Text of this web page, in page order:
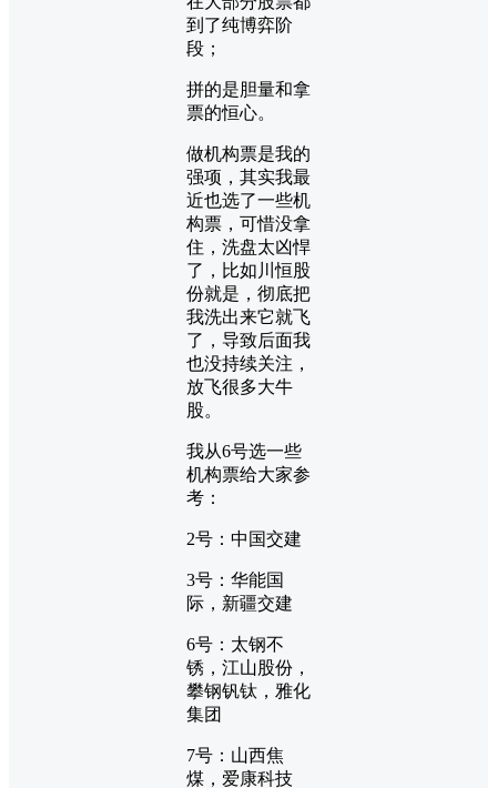
到了纯博弈阶
段；
拼的是胆量和拿
票的恒心。
做机构票是我的
强项，其实我最
近也选了一些机
构票，可惜没拿
住，洗盘太凶悍
了，比如川恒股
份就是，彻底把
我洗出来它就飞
了，导致后面我
也没持续关注，
放飞很多大牛
股。
我从6号选一些
机构票给大家参
考：
2号：中国交建
3号：华能国
际，新疆交建
6号：太钢不
锈，江山股份，
攀钢钒钛，雅化
集团
7号：山西焦
煤，爱康科技